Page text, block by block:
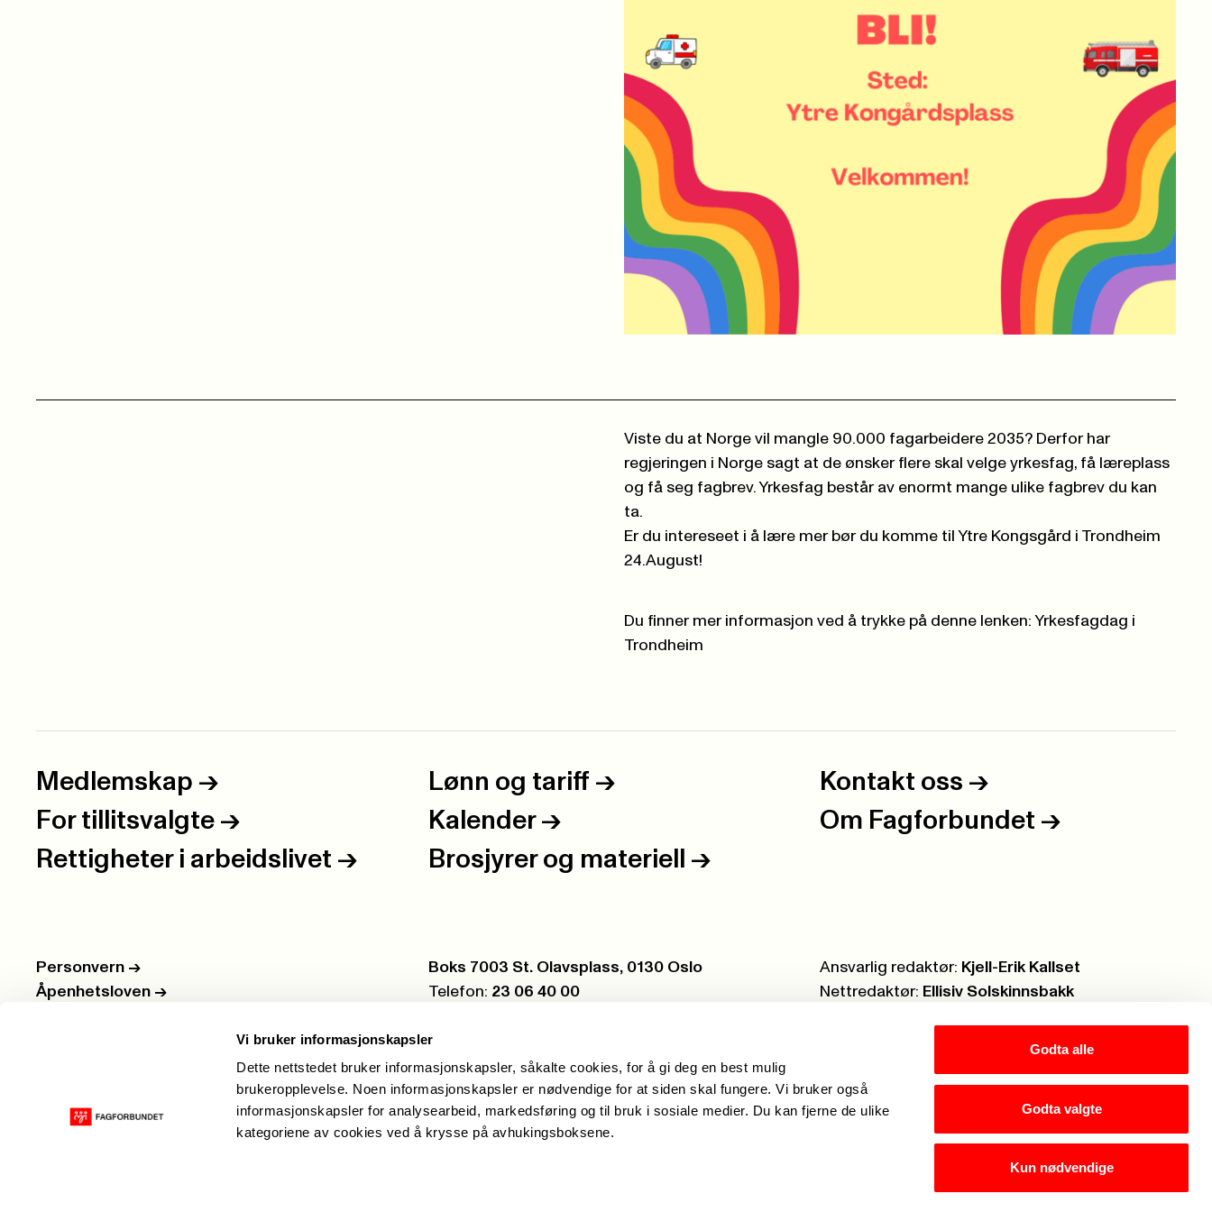
Vi bruker informasjonskapsler
Dette nettstedet bruker informasjonskapsler, såkalte cookies, for å gi deg en best mulig
brukeropplevelse. Noen informasjonskapsler er nødvendige for at siden skal fungere. Vi bruker også
informasjonskapsler for analysearbeid, markedsføring og til bruk i sosiale medier. Du kan fjerne de ulike
kategoriene av cookies ved å krysse på avhukingsboksene.
Godta alle
Godta valgte
Kun nødvendige
Viste du at Norge vil mangle 90.000 fagarbeidere 2035? Derfor har
regjeringen i Norge sagt at de ønsker flere skal velge yrkesfag, få læreplass
og få seg fagbrev. Yrkesfag består av enormt mange ulike fagbrev du kan
ta.
Er du intereseet i å lære mer bør du komme til Ytre Kongsgård i Trondheim
24.August!
Du finner mer informasjon ved å trykke på denne lenken: Yrkesfagdag i
Trondheim
Medlemskap -> Lønn og tariff -> Kontakt oss ->
For tillitsvalgte -> Kalender -> Om Fagforbundet ->
Rettigheter i arbeidslivet -> Brosjyrer og materiell ->
Personvern ->
Åpenhetsloven ->
Postboks:
Boks 7003 St. Olavsplass, 0130 Oslo
Telefon: 23 06 40 00
Ansvarlig redaktør: Kjell-Erik Kallset
Nettredaktør: Ellisiv Solskinnsbakk